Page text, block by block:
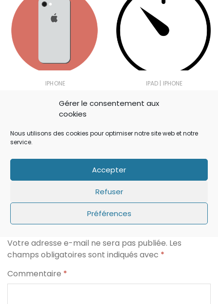
Gérer le consentement aux
cookies
Nous utilisons des cookies pour optimiser notre site web et notre
service.
Accepter
Refuser
Préférences
IPHONE
bouton secret qui a
échappé à tout le monde
IPAD | IPHONE
minuteur ne s’affiche pas
No Comment
Laisser un commentaire
Votre adresse e-mail ne sera pas publiée. Les
champs obligatoires sont indiqués avec *
Commentaire *